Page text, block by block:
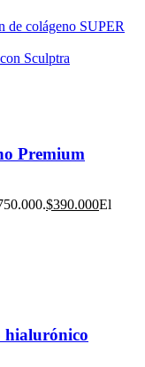
de colágeno SUPER
Sculptra
Premium
$390.000El
hialurónico